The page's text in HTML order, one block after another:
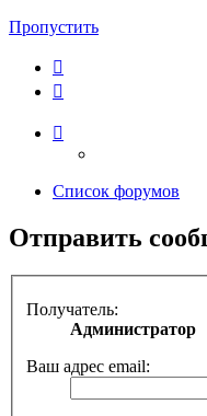
Пропустить
Список форумов
Отправить
Получатель:
Администратор
Ваш адрес email: